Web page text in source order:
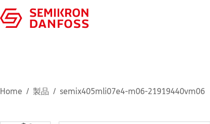
Home 製品 semix405mli07e4-m06-21919440vm06